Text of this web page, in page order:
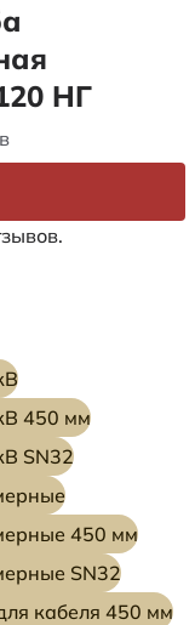
НГ
450 мм
SN32
450 мм
SN32
кабеля 450 мм